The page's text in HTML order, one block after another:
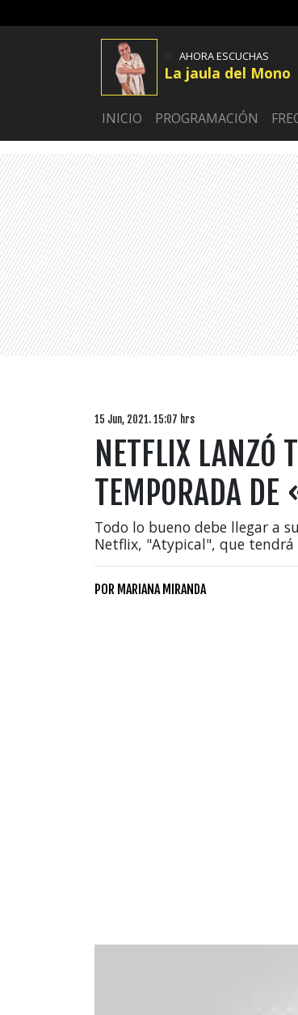
AHORA ESCUCHAS
La jaula del Mono
INICIO PROGRAMACIÓN
15 Jun, 2021. 15:07 hrs
NETFLIX LANZÓ
TEMPORADA DE
Todo lo bueno debe llegar a
Netflix, "Atypical", que
POR MARIANA MIRANDA